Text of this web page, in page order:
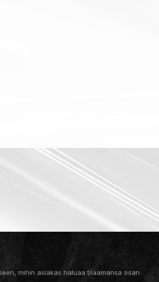
mihin asiakas haluaa tilaamansa osan